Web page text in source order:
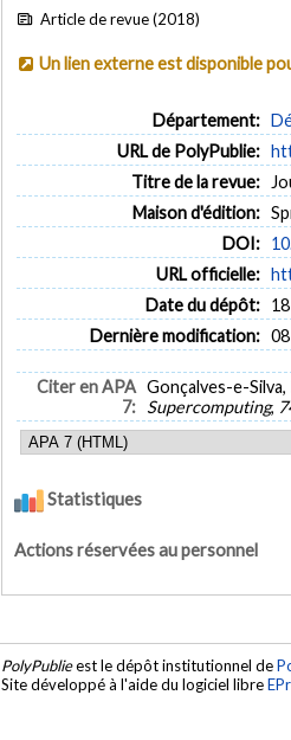
Article de revue (2018)
Un lien externe est disponible
Département:
URL de PolyPublie:
Titre de la revue:
Maison d'édition:
DOI:
URL officielle:
Date du dépôt:
Dernière modification:
Citer en APA
7:
Gonçalves-e-
Supercomputing,
Statistiques
Actions réservées au personnel
PolyPublieest le dépôt institutionnel de
Site développé à l'aide du logiciel libre